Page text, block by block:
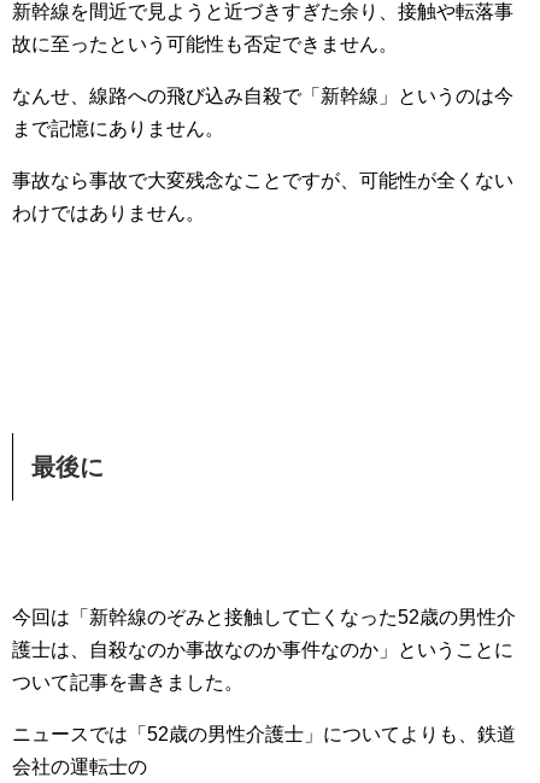
新幹線を間近で見ようと近づきすぎた余り、接触や転落事
故に至ったという可能性も否定できません。
なんせ、線路への飛び込み自殺で「新幹線」というのは今
まで記憶にありません。
事故なら事故で大変残念なことですが、可能性が全くない
わけではありません。
最後に
今回は「新幹線のぞみと接触して亡くなった52歳の男性介
護士は、自殺なのか事故なのか事件なのか」ということに
ついて記事を書きました。
ニュースでは「52歳の男性介護士」についてよりも、鉄道
会社の運転士の